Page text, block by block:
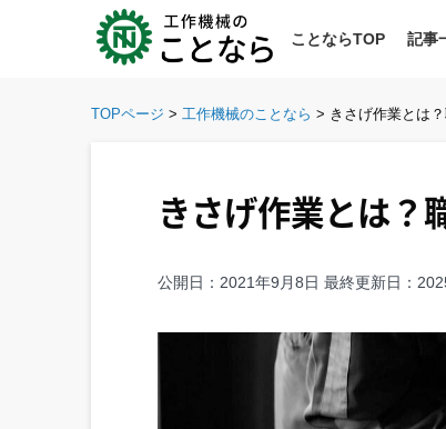
ことならTOP 記事
TOPページ > 工作機械のことなら > きさげ作業とは
きさげ作業とは？
公開日： 2021年9月8日 最終更新日：